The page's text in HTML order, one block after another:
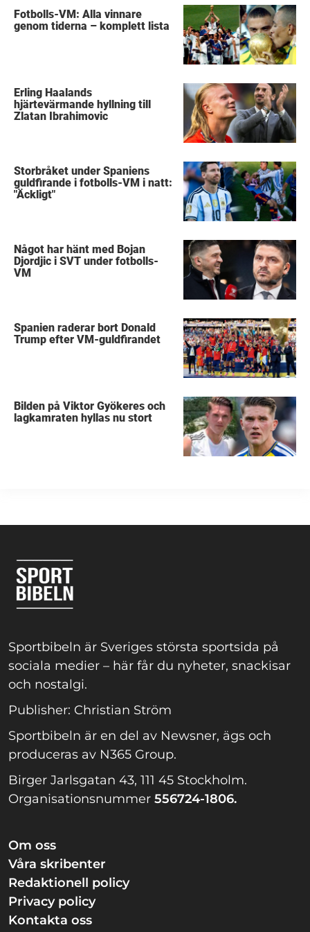
Fotbolls-VM: Alla vinnare
genom tiderna – komplett lista
Erling Haalands
hjärtevärmande hyllning till
Zlatan Ibrahimovic
Storbråket under Spaniens
guldfirande i fotbolls-VM i natt:
"Äckligt"
Något har hänt med Bojan
Djordjic i SVT under fotbolls-
VM
Spanien raderar bort Donald
Trump efter VM-guldfirandet
Bilden på Viktor Gyökeres och
lagkamraten hyllas nu stort
Sportbibeln är Sveriges största sportsida på
sociala medier – här får du nyheter, snackisar
och nostalgi.
Publisher: Christian Ström
Sportbibeln är en del av Newsner, ägs och
produceras av N365 Group.
Birger Jarlsgatan 43, 111 45 Stockholm.
Organisationsnummer 556724-1806.
Om oss
Våra skribenter
Redaktionell policy
Privacy policy
Kontakta oss